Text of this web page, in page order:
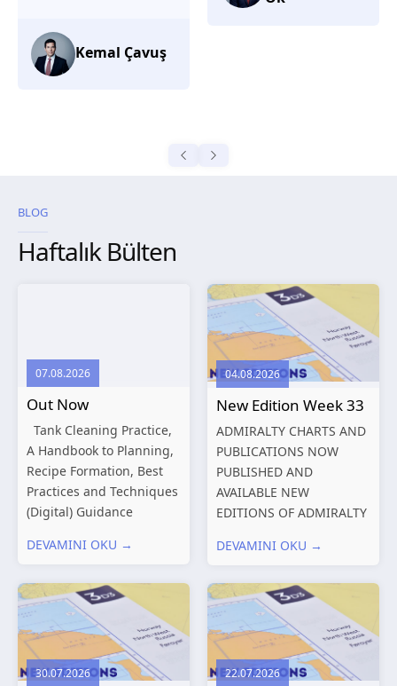
BLOG
Haftalık Bülten
07.08.2026
Out Now
Tank Cleaning Practice,
A Handbook to Planning,
Recipe Formation, Best
Practices and Techniques
(Digital) Guidance
Structures – Consolidated
Shipping and the
Environment – A Guide to
Environmental
Compliance...
DEVAMINI OKU →
04.08.2026
New Edition Week 33
ADMIRALTY CHARTS AND
PUBLICATIONS NOW
PUBLISHED AND
AVAILABLE NEW
EDITIONS OF ADMIRALTY
PUBLICATIONS New
Charts published 13
August 2026 Chart
Title, limits
and other remarks
319
DEVAMINI OKU →
30.07.2026 22.07.2026